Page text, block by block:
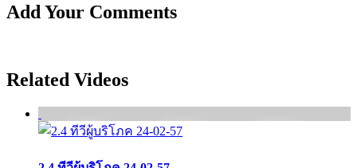
Add Your Comments
Related Videos